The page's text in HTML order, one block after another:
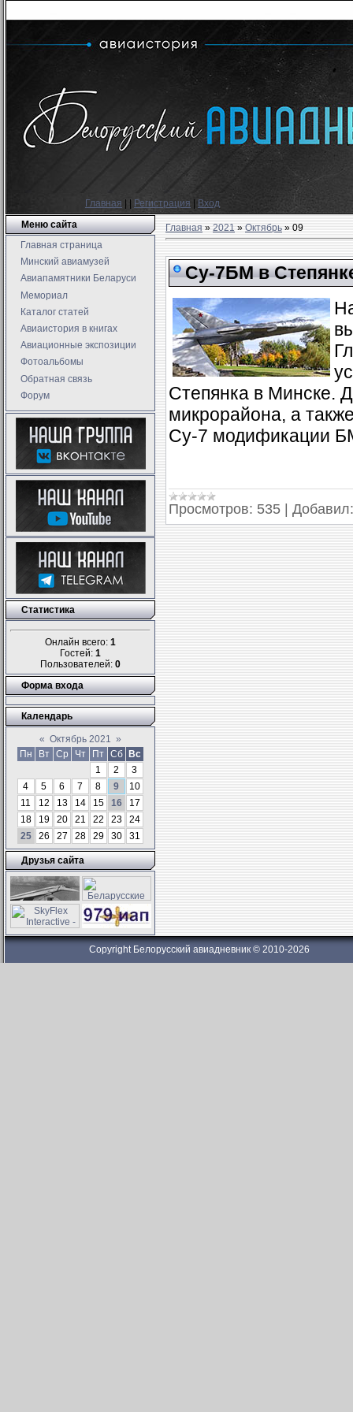
Главная Регистрация
Вход
Меню сайта
Главная страница
Минский авиамузей
Авиапамятники Беларуси
Мемориал
Каталог статей
Авиаистория в книгах
Авиационные экспозиции
Фотоальбомы
Обратная связь
Форум
Статистика
Онлайн всего: 1
Гостей: 1
Пользователей: 0
Форма входа
Календарь
« Октябрь 2021 »
Пн
Вт Ср Чт Пт Сб
Вс
1
2
3
4
5 6 7 8 9
10
11
12 13 14 15 16
17
18
19 20 21 22 23
24
25
26 27 28 29 30 31
Друзья сайта
Главная»2021 » Октябрь » 09
Су-7БМ в
Степянка в Минске.
микрорайона, а
Су-7 модификации
Просмотров: 535 Добавил:
Copyright Белорусский авиадневник © 2010-2026